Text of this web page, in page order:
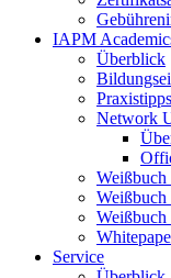
IAPM
Überblick
Praxistipps
Network
Weißbuch
Service